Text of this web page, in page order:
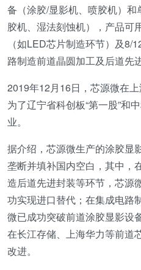
备（涂胶/显影机、喷胶机）
胶机、湿法刻蚀机），产品可
（如LED芯片制造环节）及8/
路制造前道晶圆加工及后道先
2019年12月16日，芯源微在
为了辽宁省科创板“第一股”和
业。
据介绍，芯源微生产的涂胶显
垄断并填补国内空白，其中，
造后道先进封装等环节，芯源
功实现进口替代；在集成电路
微已成功突破前道涂胶显影设
在长江存储、上海华力等前道
改进。